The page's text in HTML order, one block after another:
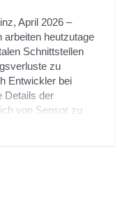
April 2026 –
heutzutage
Schnittstellen
zu
Entwickler bei
Details der
von Sensor zu